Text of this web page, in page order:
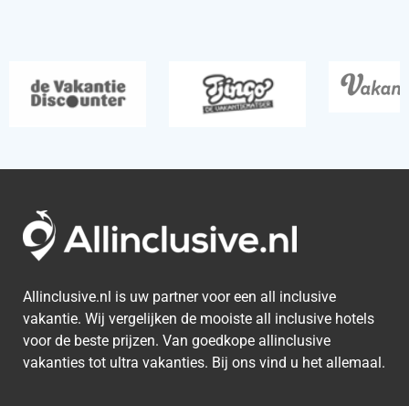
Allinclusive.nl is uw partner voor een all inclusive
vakantie. Wij vergelijken de mooiste all inclusive hotels
voor de beste prijzen. Van goedkope allinclusive
vakanties tot ultra vakanties. Bij ons vind u het allemaal.